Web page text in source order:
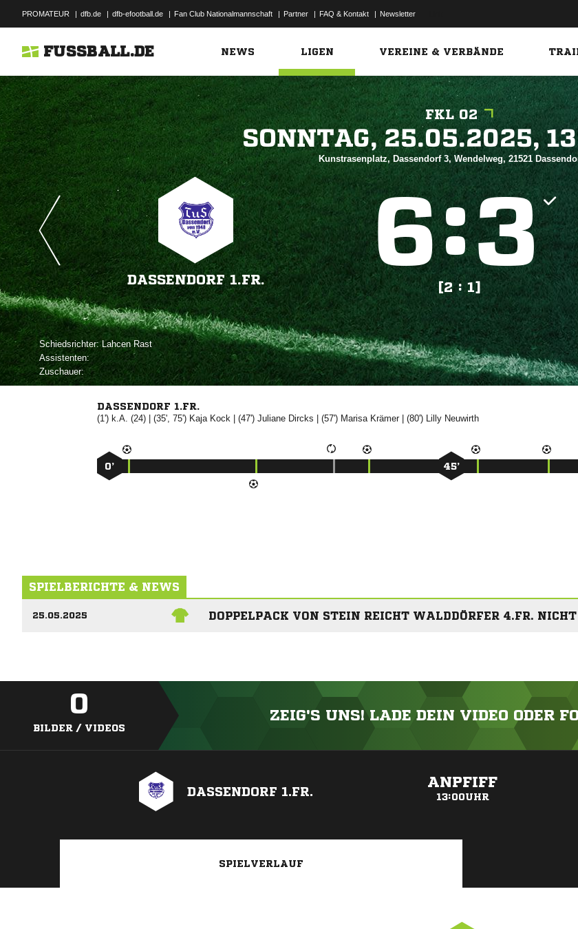
PROMATEUR | dfb.de | dfb-efootball.de | Fan Club Nationalmannschaft | Partner | FAQ & Kontakt | Newsletter
FUSSBALL.DE NEWS LIGEN VEREINE & VERBÄNDE
FKL 02
 
Kunstrasenplatz, Dassendorf 3, Wendelweg, 21521
DASSENDORF 1.FR.
:
[2 : 1]
Schiedsrichter: 
Assistenten:
Zuschauer:
DASSENDORF 1.FR.
(1') k.A. (24) | (35', 75') | (47')  | (57') | (80') 
0’ 45’
SPIELBERICHTE & NEWS
25.05.2025 DOPPELPACK VON STEIN REICHT WALDDÖRFER 4.FR. NICHT
0
BILDER / VIDEOS
ZEIG'S UNS! LADE DEIN VIDEO ODER
DASSENDORF 1.FR.
ANPFIFF
13:00UHR
SPIELVERLAUF